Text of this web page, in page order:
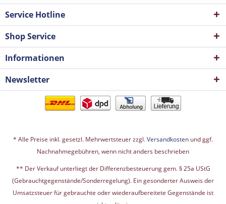
Service Hotline
Shop Service
Informationen
Newsletter
* Alle Preise inkl. gesetzl. Mehrwertsteuer zzgl.Versandkosten und ggf.
Nachnahmegebühren, wenn nicht anders beschrieben
** Der Verkauf unterliegt der Differenzbesteuerung gem. § 25a UStG
(Gebrauchtgegenstände/Sonderregelung). Ein gesonderter Ausweis der
Umsatzsteuer für gebrauchte oder wiederaufbereitete Gegenstände ist